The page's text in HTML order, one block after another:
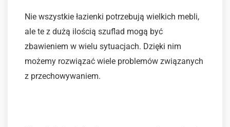
Nie wszystkie łazienki potrzebują wielkich mebli,
ale te z dużą ilością szuflad mogą być
zbawieniem w wielu sytuacjach. Dzięki nim
możemy rozwiązać wiele problemów związanych
z przechowywaniem.